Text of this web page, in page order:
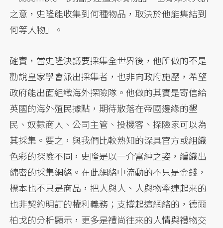
之意，史隆能收集到何種物品，取決於他能集結到
何等人物」。
確實，當史隆決議要採集全世界後，他所做的不是
勸說皇家學會派出採集者，也非向政府施壓，希望
政府能出面組織海外探險隊。他做的其實是寄信給
英國的海外殖民據點，期待散落在帝國邊緣的墾
民、奴隸商人、公司主管、投機客、探險家可以為
其採集。要之，與我們比較熟知的深具官方或組織
色彩的探險不同，史隆是以一介富紳之姿，編織出
綿密的採集網絡。在此網絡中流動的不只是金錢，
標本也不只是商品，把人與人、人與物牽連起來的
也非契約明訂的權利義務；支撐起這網絡的，德爾
柏戈的分析顯示，更多是禮尚往來的人情與禮物交